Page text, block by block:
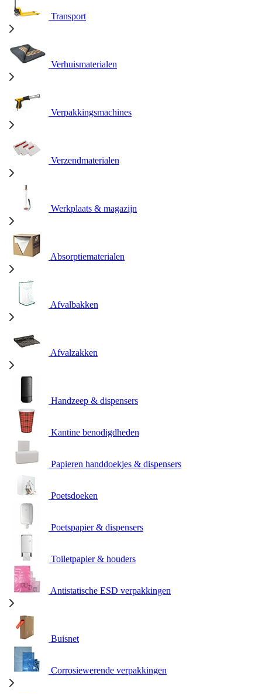
Transport
Verhuismaterialen
Verpakkingsmachines
Verzendmaterialen
Werkplaats & magazijn
Absorptiematerialen
Afvalbakken
Afvalzakken
Handzeep & dispensers
Kantine benodigdheden
Papieren handdoekjes & dispensers
Poetsdoeken
Poetspapier & dispensers
Toiletpapier & houders
Antistatische ESD verpakkingen
Buisnet
Corrosiewerende verpakkingen